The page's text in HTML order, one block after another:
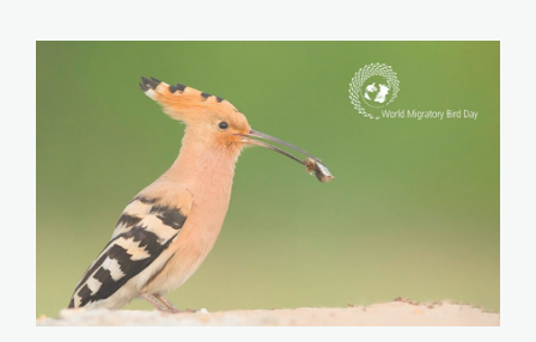
ave-migratoria—
naciones-unidas